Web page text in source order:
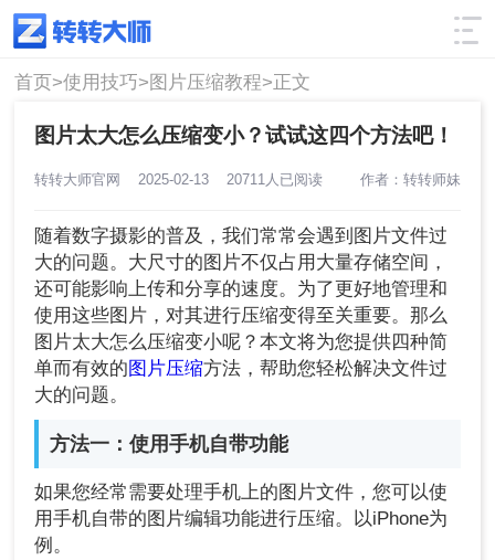
使用技巧 筛选
首页>使用技巧>图片压缩教程>正文
图片太大怎么压缩变小？试试这四个方法吧！
转转大师官网 2025-02-13 20711人已阅读 作者：转转师妹
随着数字摄影的普及，我们常常会遇到图片文件过
大的问题。大尺寸的图片不仅占用大量存储空间，
还可能影响上传和分享的速度。为了更好地管理和
使用这些图片，对其进行压缩变得至关重要。那么
图片太大怎么压缩变小呢？本文将为您提供四种简
单而有效的 图片压缩方法，帮助您轻松解决文件过
大的问题。
方法一：使用手机自带功能
如果您经常需要处理手机上的图片文件，您可以使
用手机自带的图片编辑功能进行压缩。以iPhone为
例。